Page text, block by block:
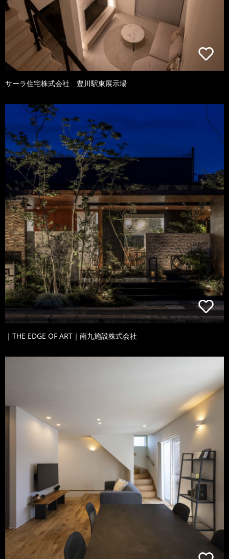
サーラ住宅株式会社 豊川駅東展示場
｜THE EDGE OF ART｜南九施設株式会社